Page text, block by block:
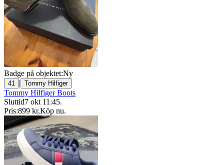
Badge på objektet:Ny
41 | Tommy Hilfiger
Tommy Hilfiger Boots
Sluttid7 okt 11:45.
Pris:899 kr,Köp nu.